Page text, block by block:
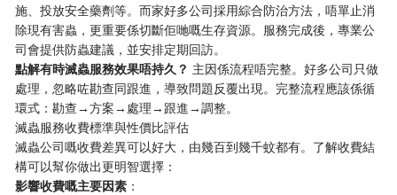
施、投放安全藥劑等。而家好多公司採用綜合防治方法，唔單止消
除現有害蟲，更重要係切斷佢哋嘅生存資源。服務完成後，專業公
司會提供防蟲建議，並安排定期回訪。
​點解有時滅蟲服務效果唔持久？​ ​ 主因係流程唔完整。好多公司只做
處理，忽略咗勘查同跟進，導致問題反覆出現。完整流程應該係循
環式：勘查→方案→處理→跟進→調整。
滅蟲服務收費標準與性價比評估
滅蟲公司嘅收費差異可以好大，由幾百到幾千蚊都有。了解收費結
構可以幫你做出更明智選擇：
​影響收費嘅主要因素​ ​：